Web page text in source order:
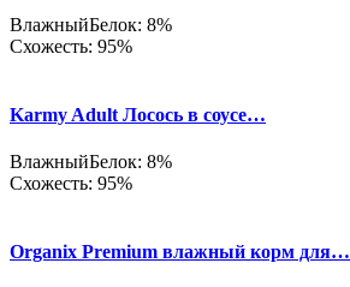
ВлажныйБелок: 8%
Схожесть: 95%
Karmy Adult Лосось в соусе…
ВлажныйБелок: 8%
Схожесть: 95%
Organix Premium влажный корм для…